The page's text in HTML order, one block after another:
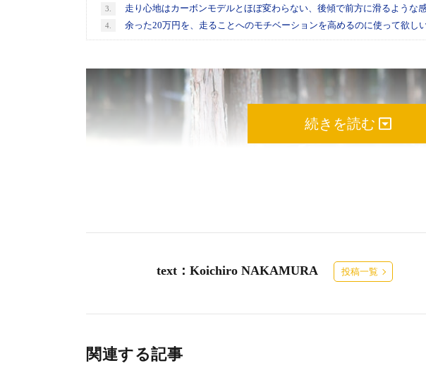
3. 走り心地はカーボンモデルとほぼ変わらない、後傾で前方に滑るような
4. 余った20万円を、走ることへのモチベーションを高めるのに使って欲し
続きを読む
text：Koichiro NAKAMURA 投稿一覧
関連する記事